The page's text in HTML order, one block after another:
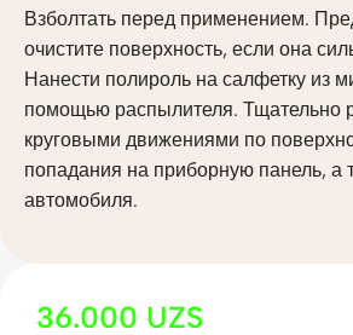
Взболтать перед применением.
очистите поверхность, если она
Нанести полироль на салфетку из
помощью распылителя. Тщательно
круговыми движениями по
попадания на приборную панель, а
автомобиля.
36.000 UZS